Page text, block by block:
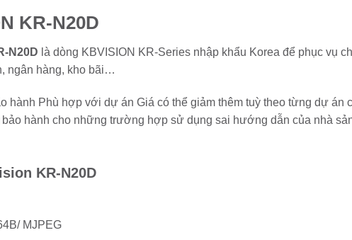
KR-N20D
N20D là dòng KBVISION KR-Series nhập khẩu Korea để phục vụ
ngân hàng, kho bãi…
hành Phù hợp với dự án Giá có thể giảm thêm tuỳ theo từng dự án
hành cho những trường hợp sử dụng sai hướng dẫn của nhà
KR-N20D
MJPEG